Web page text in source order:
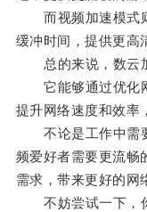
而视频加速模式则
缓冲时间，提供更高
总的来说，数云加
它能够通过优化网
提升网络速度和效率
不论是工作中需要
频爱好者需要更流畅
需求，带来更好的网
不妨尝试一下，你